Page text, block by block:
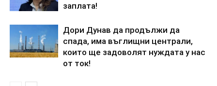
заплата!
Дори Дунав да продължи да
спада, има въглищни централи,
които ще задоволят нуждата у нас
от ток!